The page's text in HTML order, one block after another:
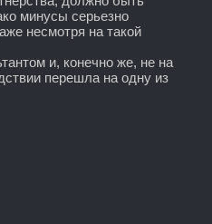
минусы серьезно
несмотря на такой
и, конечно же, не на
перешла на одну из